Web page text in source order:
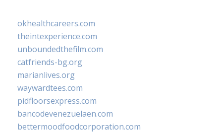
okhealthcareers.com
theintexperience.com
unboundedthefilm.com
catfriends-bg.org
marianlives.org
waywardtees.com
pidfloorsexpress.com
bancodevenezuelaen.com
bettermoodfoodcorporation.com